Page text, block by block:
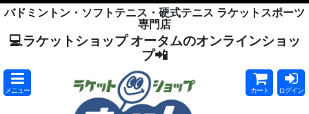
バドミントン・ソフトテニス・硬式テニス ラケットスポーツ
専門店
💻ラケットショップ オータムのオンラインショッ
プ📲
メニュー カート ログイン